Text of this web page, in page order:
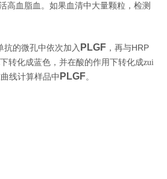
血脂血。如果血清中大量颗粒，检测
抗的微孔中依次加入 PLGF ，再与HRP
转化成蓝色，并在酸的作用下转化成zui
线计算样品中 PLGF。